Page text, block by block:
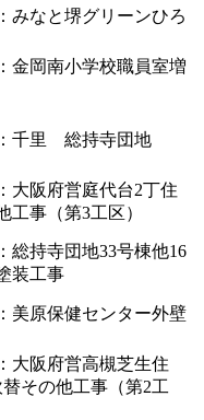
なと堺グリーンひろ
岡南小学校職員室増
千里 総持寺団地
阪府営庭代台2丁住
事（第3工区）
持寺団地33号棟他16
装工事
原保健センター外壁
阪府営高槻芝生住
その他工事（第2工